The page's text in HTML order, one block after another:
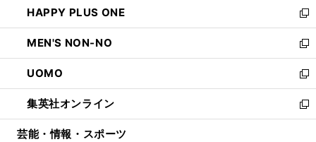
く
で
開
く
ド
ウ
で
開
く
ィ
ン
ド
ウ
で
開
く
い
ウ
ィ
ン
ド
ウ
で
開
HAPPY PLUS ONE
新
し
い
ウ
ィ
ン
ド
ウ
MEN'S NON-NO
新
し
い
ウ
ィ
ン
UOMO
新
し
い
ウ
集英社オンライン
新
し
芸能・情報・スポーツ